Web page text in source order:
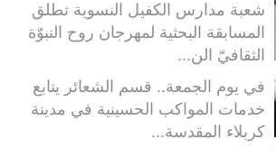
شعبة مدارس الكفيل النسوية تطلق
المسابقة البحثية لمهرجان روح النبوّة
الثقافيّ الن...
في يوم الجمعة.. قسم الشعائر يتابع
خدمات المواكب الحسينية في مدينة
كربلاء المقدسة...